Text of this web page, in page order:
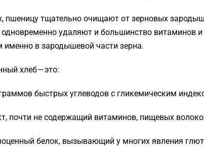
пшеницу тщательно очищают от зерновых
одновременно удаляют и большинство витаминов
именно в зародышевой части зерна.
хлеб — это:
быстрых углеводов с гликемическим
почти не содержащий витаминов, пищевых
белок, вызывающий у многих явления